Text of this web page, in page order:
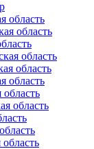
область
область
область
область
область
область